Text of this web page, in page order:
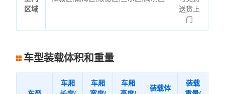
区域
送货上
门
车型装载体积和重量
车厢
车厢
车厢
装载体
装载